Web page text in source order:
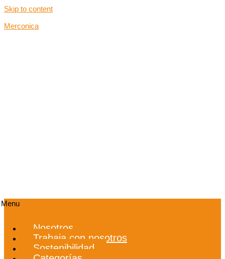
Skip to content
Merconica
Menu
Nosotros
Trabaja con nosotros
Sostenibilidad